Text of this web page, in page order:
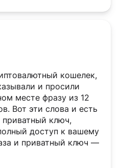
кошелек,
и просили
месте фразу из 12
Вот эти слова и есть
ключ,
доступ к вашему
и приватный ключ —